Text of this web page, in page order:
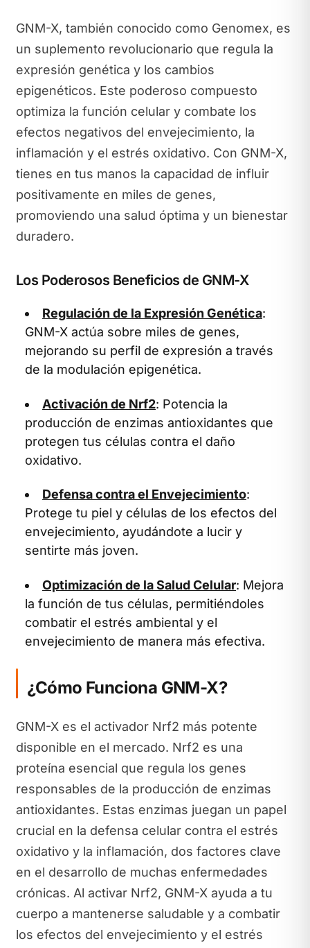
GNM-X, también conocido como Genomex, es
un suplemento revolucionario que regula la
expresión genética y los cambios
epigenéticos. Este poderoso compuesto
optimiza la función celular y combate los
efectos negativos del envejecimiento, la
inflamación y el estrés oxidativo. Con GNM-X,
tienes en tus manos la capacidad de influir
positivamente en miles de genes,
promoviendo una salud óptima y un bienestar
duradero.
Los Poderosos Beneficios de GNM-X
Regulación de la Expresión Genética:
GNM-X actúa sobre miles de genes,
mejorando su perfil de expresión a través
de la modulación epigenética.
Activación de Nrf2: Potencia la
producción de enzimas antioxidantes que
protegen tus células contra el daño
oxidativo.
Defensa contra el Envejecimiento:
Protege tu piel y células de los efectos del
envejecimiento, ayudándote a lucir y
sentirte más joven.
Optimización de la Salud Celular: Mejora
la función de tus células, permitiéndoles
combatir el estrés ambiental y el
envejecimiento de manera más efectiva.
¿Cómo Funciona GNM-X?
GNM-X es el activador Nrf2 más potente
disponible en el mercado. Nrf2 es una
proteína esencial que regula los genes
responsables de la producción de enzimas
antioxidantes. Estas enzimas juegan un papel
crucial en la defensa celular contra el estrés
oxidativo y la inflamación, dos factores clave
en el desarrollo de muchas enfermedades
crónicas. Al activar Nrf2, GNM-X ayuda a tu
cuerpo a mantenerse saludable y a combatir
los efectos del envejecimiento y el estrés